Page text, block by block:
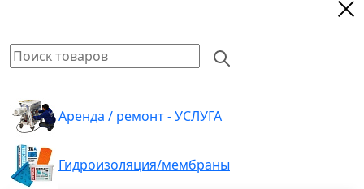
Аренда / ремонт - УСЛУГА
Гидроизоляция/мембраны